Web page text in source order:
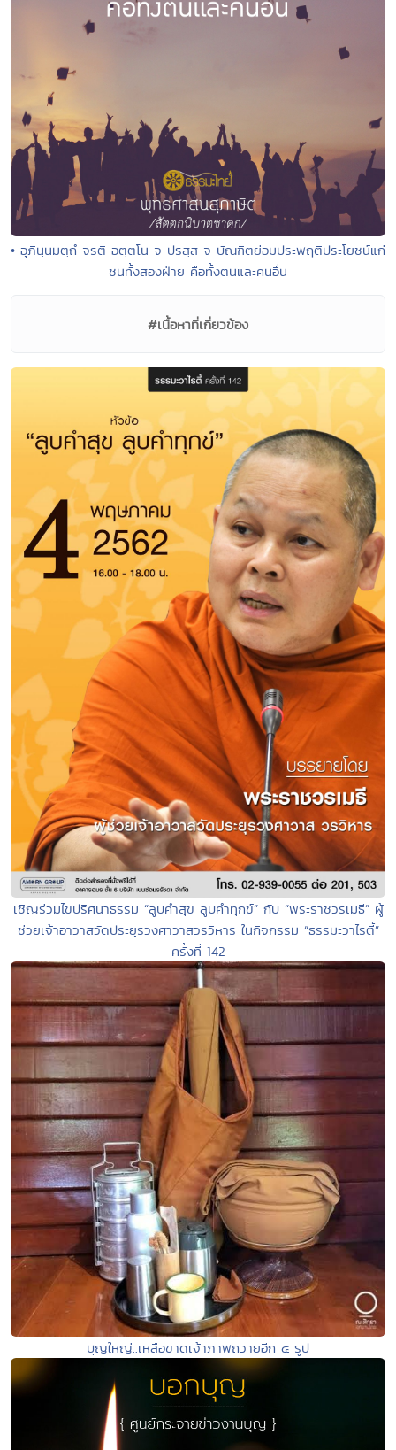
• อุภินฺนมตฺถํ จรติ อตฺตโน จ ปรสฺส จ บัณฑิตย่อมประพฤติประโยชน์แก่
ชนทั้งสองฝ่าย คือทั้งตนและคนอื่น
#เนื้อหาที่เกี่ยวข้อง
เชิญร่วมไขปริศนาธรรม “ลูบคำสุข ลูบคำทุกข์” กับ “พระราชวรเมธี” ผู้
ช่วยเจ้าอาวาสวัดประยุรวงศาวาสวรวิหาร ในกิจกรรม “ธรรมะวาไรตี้”
ครั้งที่ 142
บุญใหญ่..เหลือขาดเจ้าภาพถวายอีก ๔ รูป